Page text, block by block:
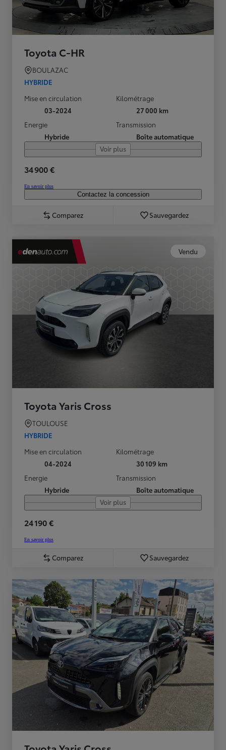
Toyota C-HR
BOULAZAC
HYBRIDE
Mise en circulation
03-2024
Kilométrage
27 000 km
Energie
Hybride
Transmission
Boîte automatique
Voir plus
34 900 €
En savoir plus
Contactez la concession
Comparez Sauvegardez
Vendu
Toyota Yaris Cross
TOULOUSE
HYBRIDE
Mise en circulation
04-2024
Kilométrage
30 109 km
Energie
Hybride
Transmission
Boîte automatique
Voir plus
24 190 €
En savoir plus
Comparez Sauvegardez